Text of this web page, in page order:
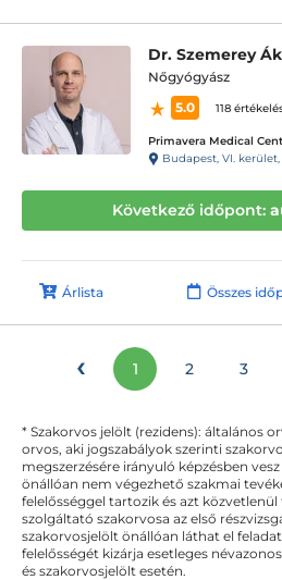
Dr. Szemerey
Nőgyógyász
5.0
118
Primavera Medical
Budapest, VI. kerület,
Következő időpont:
Árlista Összes
‹ 1 2 3
* Szakorvos jelölt (rezidens): általános
orvos, aki jogszabályok szerinti
megszerzésére irányuló képzésben
önállóan nem végezhető szakmai
felelősséggel tartozik és azt közvetlenül
szolgáltató szakorvosa az első
szakorvosjelölt önállóan láthat el
felelősségét kizárja esetleges
és szakorvosjelölt esetén.